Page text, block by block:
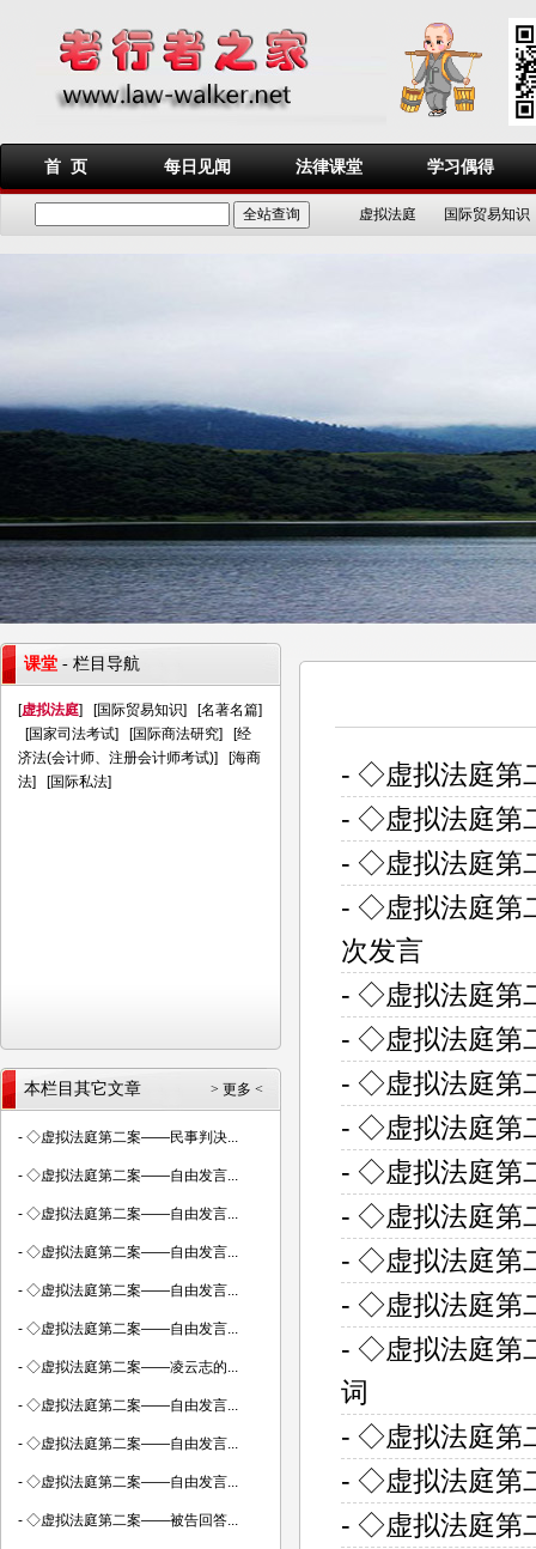
首 页 每日见闻 法律课堂 学习偶得
虚拟法庭 国际贸易知识
- ◇虚拟法庭
- ◇虚拟法庭第
- ◇虚拟法庭第
- ◇虚拟法庭第
次发言
- ◇虚拟法庭第
- ◇虚拟法庭第
- ◇虚拟法庭第
- ◇虚拟法庭第
- ◇虚拟法庭第
- ◇虚拟法庭第
- ◇虚拟法庭
- ◇虚拟法庭第
- ◇虚拟法庭第
词
- ◇虚拟法庭第
- ◇虚拟法庭
- ◇虚拟法庭
课堂 - 栏目导航
[虚拟法庭] [国际贸易知识] [名著名篇]
[国家司法考试] [国际商法研究] [经
济法(会计师、注册会计师考试)] [海商
法] [国际私法]
> 更多 <
本栏目其它文章
- ◇虚拟法庭第二案——民事判决...
- ◇虚拟法庭第二案——自由发言...
- ◇虚拟法庭第二案——自由发言...
- ◇虚拟法庭第二案——自由发言...
- ◇虚拟法庭第二案——自由发言...
- ◇虚拟法庭第二案——自由发言...
- ◇虚拟法庭第二案——凌云志的...
- ◇虚拟法庭第二案——自由发言...
- ◇虚拟法庭第二案——自由发言...
- ◇虚拟法庭第二案——自由发言...
- ◇虚拟法庭第二案——被告回答...